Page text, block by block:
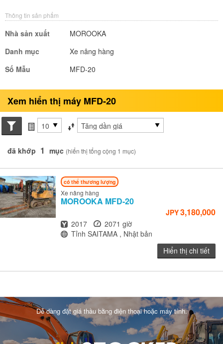
Thông tin sản phẩm
Nhà sản xuất
MOROOKA
Danh mục
Xe nâng hàng
Số Mẫu
MFD-20
Xem hiển thị máy MFD-20
Search conditions
các mục mỗi trang
Sắp xếp theo
đã khớp 1 mục (hiển thị tổng cộng 1 mục)
có thể thương lượng
Xe nâng hàng
MOROOKA MFD-20
JPY3,180,000
Năm
2017 Giờ
2071 giờ
Địa điểm
Tỉnh SAITAMA , Nhật bản
Hiển thị chi tiết
Dễ dàng đặt giá thầu bằng điện thoại hoặc máy tính.